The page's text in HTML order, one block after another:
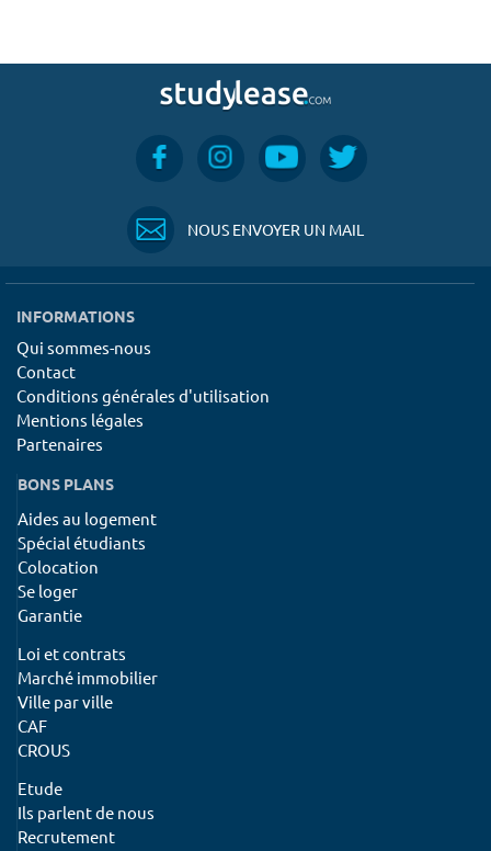
NOUS ENVOYER UN MAIL
INFORMATIONS
Qui sommes-nous
Contact
Conditions générales d'utilisation
Mentions légales
Partenaires
BONS PLANS
Aides au logement
Spécial étudiants
Colocation
Se loger
Garantie
Loi et contrats
Marché immobilier
Ville par ville
CAF
CROUS
Etude
Ils parlent de nous
Recrutement